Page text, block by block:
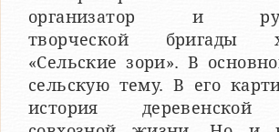
организатор и
творческой бригады
«Сельские зори». В
сельскую тему. В его
история деревенской